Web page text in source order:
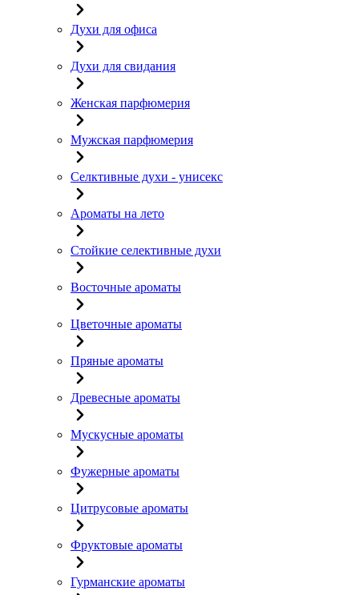
Духи для офиса
Духи для свидания
Женская парфюмерия
Мужская парфюмерия
Селктивные духи - унисекс
Ароматы на лето
Стойкие селективные духи
Восточные ароматы
Цветочные ароматы
Пряные ароматы
Древесные ароматы
Мускусные ароматы
Фужерные ароматы
Цитрусовые ароматы
Фруктовые ароматы
Гурманские ароматы